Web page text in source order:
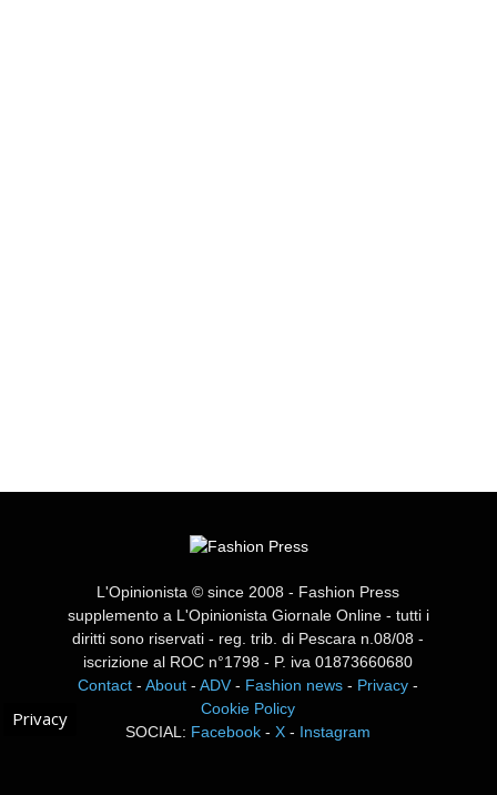
L'Opinionista © since 2008 - Fashion Press
supplemento a L'Opinionista Giornale Online - tutti i
diritti sono riservati - reg. trib. di Pescara n.08/08 -
iscrizione al ROC n°1798 - P. iva 01873660680
Contact -About -ADV - Fashion news - Privacy -
Cookie Policy
SOCIAL: Facebook -X - Instagram
Privacy